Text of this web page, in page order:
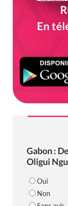
En
Gabon :
Oligui
Oui
Non